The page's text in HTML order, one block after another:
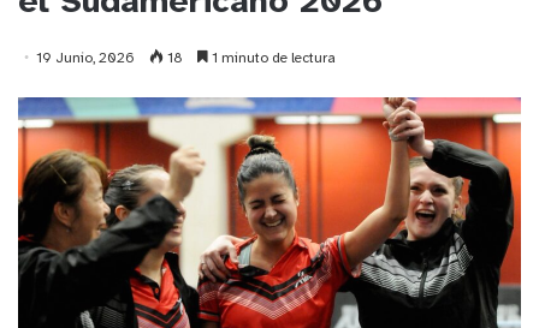
19 Junio, 2026 18 1 minuto de lectura